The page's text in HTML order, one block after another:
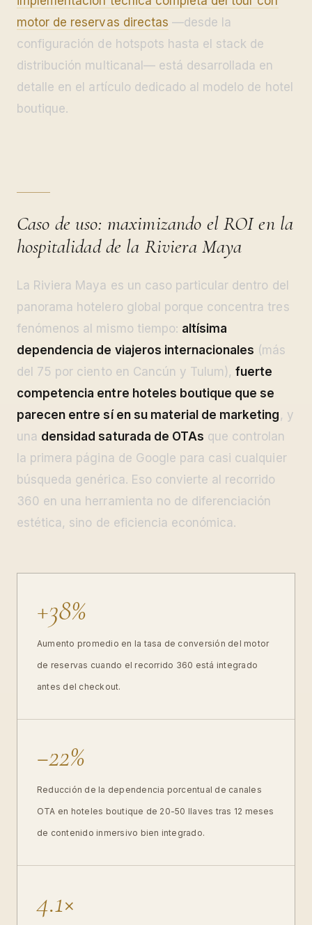
motor de reservas directas —desde la
configuración de hotspots hasta el stack de
distribución multicanal— está desarrollada en
detalle en el artículo dedicado al modelo de hotel
boutique.
Caso de uso: maximizando el ROI en la
hospitalidad de la Riviera Maya
La Riviera Maya es un caso particular dentro del
panorama hotelero global porque concentra tres
fenómenos al mismo tiempo: altísima
dependencia de viajeros internacionales (más
del 75 por ciento en Cancún y Tulum),fuerte
competencia entre hoteles boutique que se
parecen entre sí en su material de marketing , y
una densidad saturada de OTAs que controlan
la primera página de Google para casi cualquier
búsqueda genérica. Eso convierte al recorrido
360 en una herramienta no de diferenciación
estética, sino de eficiencia económica.
+38%
Aumento promedio en la tasa de conversión del motor
de reservas cuando el recorrido 360 está integrado
antes del checkout.
−22%
Reducción de la dependencia porcentual de canales
OTA en hoteles boutique de 20-50 llaves tras 12 meses
de contenido inmersivo bien integrado.
4.1×